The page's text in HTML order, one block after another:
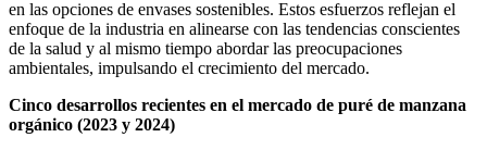
en las opciones de envases sostenibles. Estos esfuerzos reflejan el
enfoque de la industria en alinearse con las tendencias conscientes
de la salud y al mismo tiempo abordar las preocupaciones
ambientales, impulsando el crecimiento del mercado.
Cinco desarrollos recientes en el mercado de puré de manzana
orgánico (2023 y 2024)